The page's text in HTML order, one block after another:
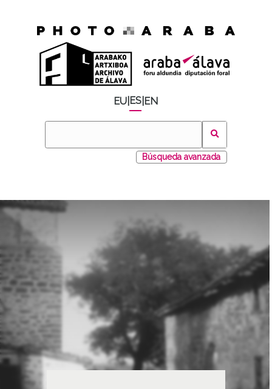
EU ES EN
Búsqueda avanzada